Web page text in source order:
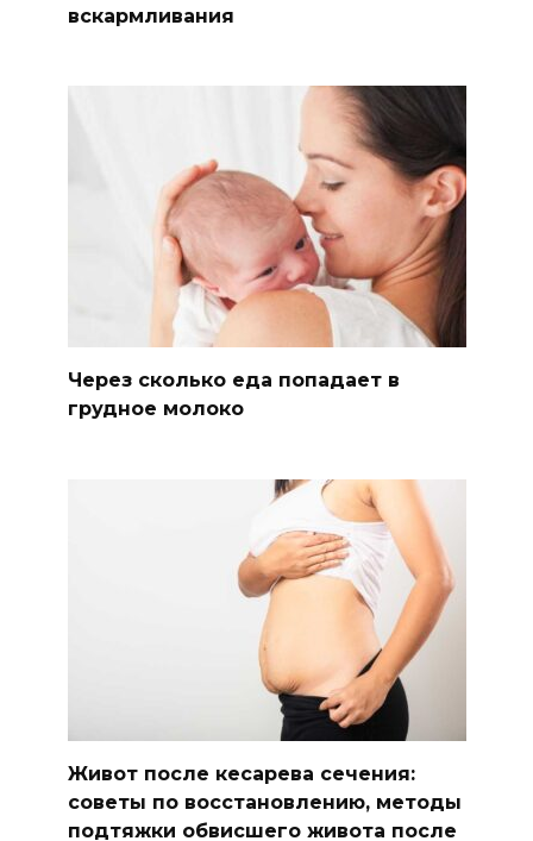
вскармливания
Через сколько еда попадает в
грудное молоко
Живот после кесарева сечения:
советы по восстановлению, методы
подтяжки обвисшего живота после